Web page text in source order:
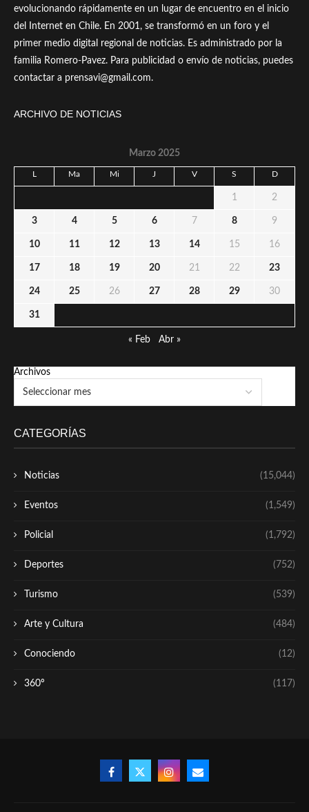
evolucionando rápidamente en un lugar de encuentro en el inicio
del Internet en Chile. En 2001, se transformó en un foro y el
primer medio digital regional de noticias. Es administrado por la
familia Romero-Pavez. Para publicidad o envío de noticias, puedes
contactar a prensavi@gmail.com.
ARCHIVO DE NOTICIAS
Marzo 2025
L Ma Mi J V S D
1 2
3 4 5 6 7 8 9
10 11 12 13 14 15 16
17 18 19 20 21 22 23
24 25 26 27 28 29 30
31
« Feb Abr »
Archivos
CATEGORÍAS
Noticias (15,044)
Eventos (1,549)
Policial (1,792)
Deportes (752)
Turismo (539)
Arte y Cultura (484)
Conociendo (12)
360º (117)